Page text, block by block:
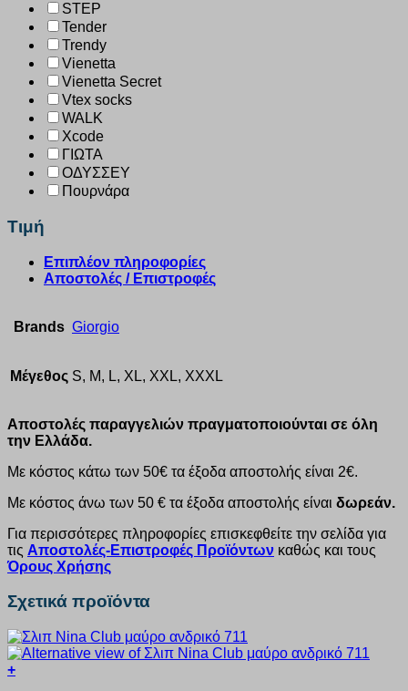
STEP
Tender
Trendy
Vienetta
Vienetta Secret
Vtex socks
WALK
Xcode
ΓΙΩΤΑ
ΟΔΥΣΣΕΥ
Πουρνάρα
Τιμή
Επιπλέον πληροφορίες
Αποστολές / Επιστροφές
Brands Giorgio
Μέγεθος S, M, L, XL, XXL, XXXL
Αποστολές παραγγελιών πραγματοποιούνται σε όλη
την Ελλάδα.
Με κόστος κάτω των 50€ τα έξοδα αποστολής είναι 2€.
Με κόστος άνω των 50 € τα έξοδα αποστολής είναι δωρεάν.
Για περισσότερες πληροφορίες επισκεφθείτε την σελίδα για
τις Αποστολές-Επιστροφές Προϊόντων καθώς και τους
Όρους Χρήσης
Σχετικά προϊόντα
+